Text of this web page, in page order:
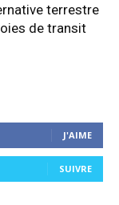
terrestre
de transit
J'AIME
SUIVRE